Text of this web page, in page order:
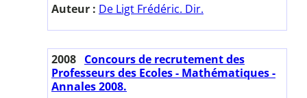
Auteur : De Ligt Frédéric. Dir.
2008 Concours de recrutement des
Professeurs des Ecoles - Mathématiques -
Annales 2008.